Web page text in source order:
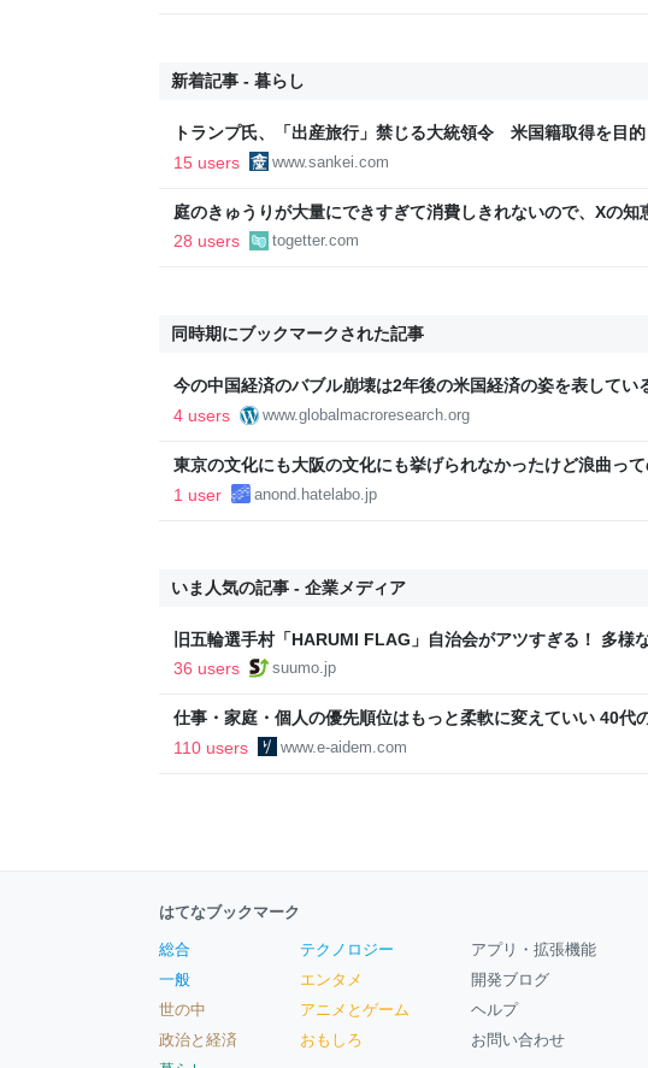
新着記事 - 暮らし
トランプ氏、「出産旅行」禁じる大統領令 米国籍取得を目
の渡米を問題視
15 users www.sankei.com
庭のきゅうりが大量にできすぎて消費しきれないので、Xの知
「きゅうりレシピ」をたくさん集めることにした
28 users togetter.com
同時期にブックマークされた記事
今の中国経済のバブル崩壊は2年後の米国経済の姿を表してい
クロ・リサーチ・インスティテュート
4 users www.globalmacroresearch.org
東京の文化にも大阪の文化にも挙げられなかったけど浪曲っ
1 user
anond.hatelabo.jp
いま人気の記事 - 企業メディア
旧五輪選手村「HARUMI FLAG」自治会がアツすぎる！ 多様
ルで挑む、盆踊り2万人集客や交通改善など“街の価値向上”戦
36 users suumo.jp
仕事・家庭・個人の優先順位はもっと柔軟に変えていい 40代
後の自分に伝えたいこと - りっすん by イーアイデム
110 users www.e-aidem.com
はてなブックマーク
総合
一般
世の中
政治と経済
テクノロジー
エンタメ
アニメとゲーム
おもしろ
アプリ・拡張機能
開発ブログ
ヘルプ
お問い合わせ